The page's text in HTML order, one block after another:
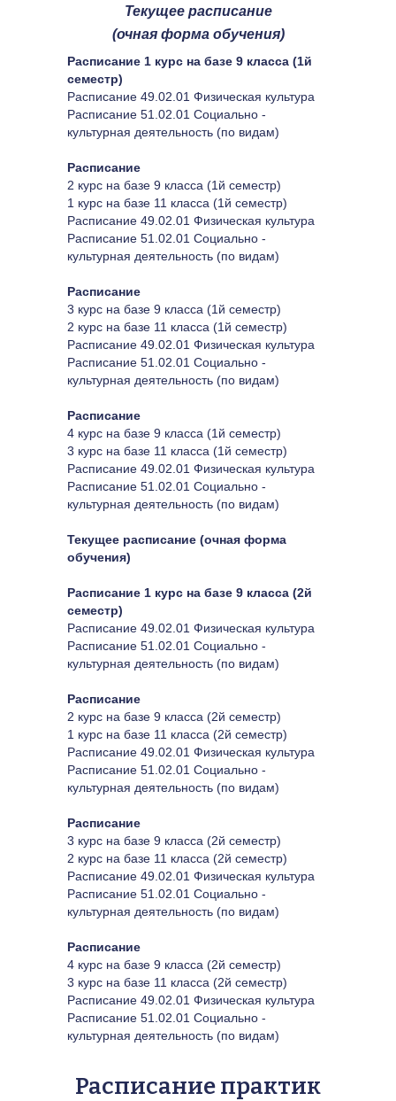
Расписание 1 курс на базе 9 класса (1й
семестр)
Расписание 49.02.01 Физическая культура
Расписание 51.02.01 Социально -
культурная деятельность (по видам)
Расписание
2 курс на базе 9 класса (1й семестр)
1 курс на базе 11 класса (1й семестр)
Расписание 49.02.01 Физическая культура
Расписание 51.02.01 Социально -
культурная деятельность (по видам)
Расписание
3 курс на базе 9 класса (1й семестр)
2 курс на базе 11 класса (1й семестр)
Расписание 49.02.01 Физическая культура
Расписание 51.02.01 Социально -
культурная деятельность (по видам)
Расписание
4 курс на базе 9 класса (1й семестр)
3 курс на базе 11 класса (1й семестр)
Расписание 49.02.01 Физическая культура
Расписание 51.02.01 Социально -
культурная деятельность (по видам)
Текущее расписание (очная форма
обучения)
Расписание 1 курс на базе 9 класса (2й
семестр)
Расписание 49.02.01 Физическая культура
Расписание 51.02.01 Социально -
культурная деятельность (по видам)
Расписание
2 курс на базе 9 класса (2й семестр)
1 курс на базе 11 класса (2й семестр)
Расписание 49.02.01 Физическая культура
Расписание 51.02.01 Социально -
культурная деятельность (по видам)
Расписание
3 курс на базе 9 класса (2й семестр)
2 курс на базе 11 класса (2й семестр)
Расписание 49.02.01 Физическая культура
Расписание 51.02.01 Социально -
культурная деятельность (по видам)
Расписание
4 курс на базе 9 класса (2й семестр)
3 курс на базе 11 класса (2й семестр)
Расписание 49.02.01 Физическая культура
Расписание 51.02.01 Социально -
культурная деятельность (по видам)
Текущее расписание
(очная форма обучения)
Расписание практик